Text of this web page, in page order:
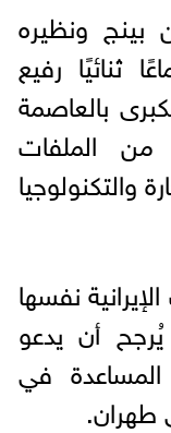
ونظيره
ثنائيًا رفيع
بالعاصمة
من الملفات
والتكنولوجيا
نفسها
أن يدعو
في
طهران.